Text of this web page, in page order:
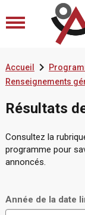
Accueil 
Renseignements
Résultats
Consultez la
programme pour
annoncés.
Année de la date